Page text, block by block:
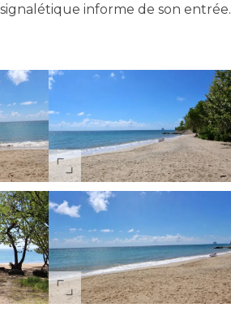
signalétique informe de son entrée.